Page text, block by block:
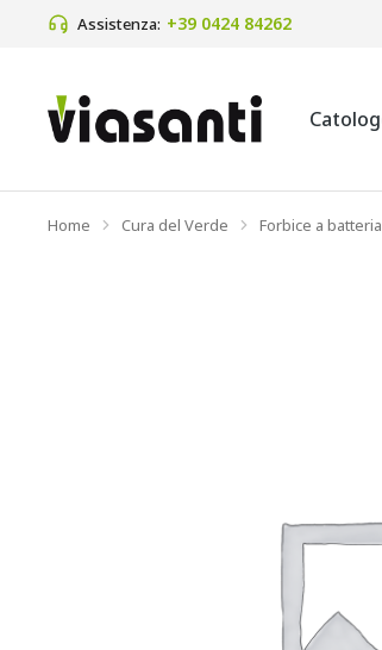
Assistenza: +39 0424 84262
Tu sei qui:
Home Cura del Verde Forbice a batteria